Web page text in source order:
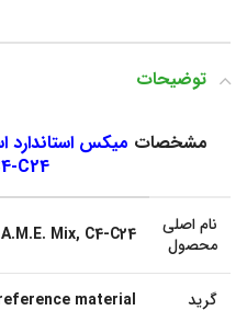
توضیحات
مشخصات
C24
نام اصلی
محصول
Mix, C4-C24
گرید material